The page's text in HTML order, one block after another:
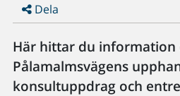
Dela
Här hittar du
Pålamalmsvägens
konsultuppdrag och